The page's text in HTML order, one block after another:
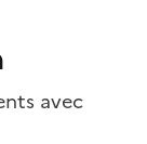
avec